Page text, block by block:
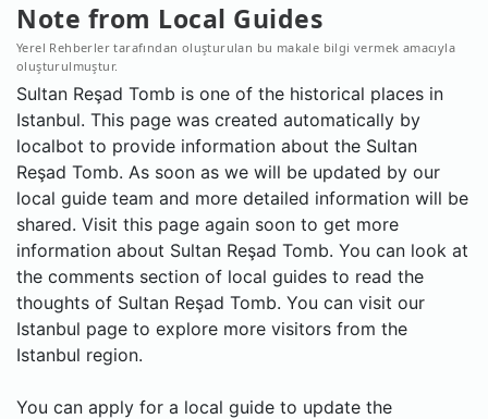
Note from Local Guides
Yerel Rehberler tarafından oluşturulan bu makale bilgi vermek amacıyla
oluşturulmuştur.
Sultan Reşad Tomb is one of the historical places in
Istanbul. This page was created automatically by
localbot to provide information about the Sultan
Reşad Tomb. As soon as we will be updated by our
local guide team and more detailed information will be
shared. Visit this page again soon to get more
information about Sultan Reşad Tomb. You can look at
the comments section of local guides to read the
thoughts of Sultan Reşad Tomb. You can visit our
Istanbul page to explore more visitors from the
Istanbul region.
You can apply for a local guide to update the